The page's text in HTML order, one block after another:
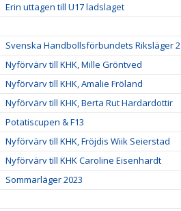
Erin uttagen till U17 ladslaget
Svenska Handbollsförbundets Riksläger 2
Nyförvärv till KHK, Mille Gröntved
Nyförvärv till KHK, Amalie Fröland
Nyförvärv till KHK, Berta Rut Hardardottir
Potatiscupen & F13
Nyförvärv till KHK, Fröjdis Wiik Seierstad
Nyförvärv till KHK Caroline Eisenhardt
Sommarläger 2023